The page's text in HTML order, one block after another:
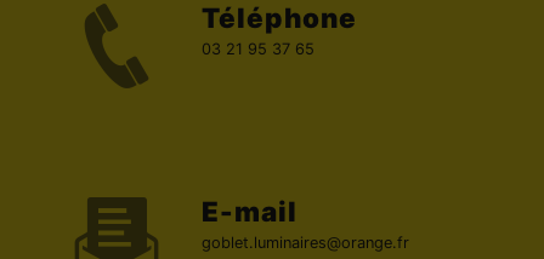
Téléphone
03 21 95 37 65
E-mail
goblet.luminaires@orange.fr